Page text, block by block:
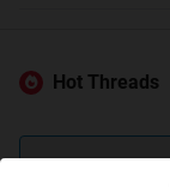
Hot Threads